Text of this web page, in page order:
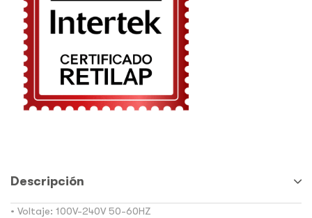
Descripción
• Voltaje: 100V-240V 50-60HZ